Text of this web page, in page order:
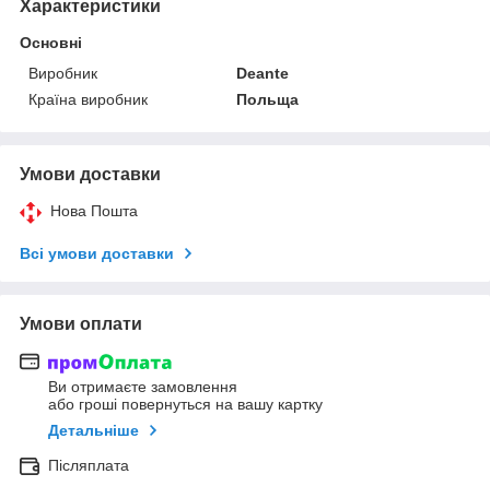
Характеристики
Основні
Виробник
Deante
Країна виробник
Польща
Умови доставки
Нова Пошта
Всі умови доставки
Умови оплати
Ви отримаєте замовлення
або гроші повернуться на вашу картку
Детальніше
Післяплата